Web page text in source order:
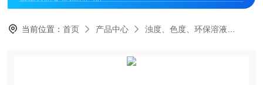
当前位置：首页 产品中心 浊度、色度、环保溶液